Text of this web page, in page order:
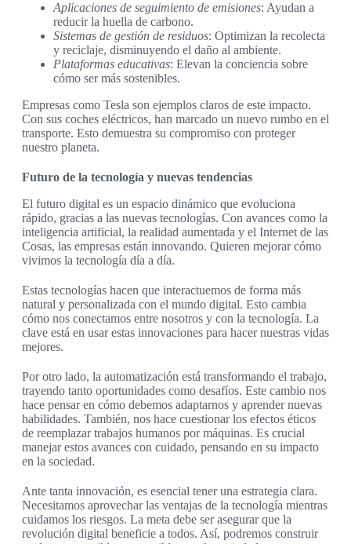
Aplicaciones de seguimiento de emisiones: Ayudan a
reducir la huella de carbono.
Sistemas de gestión de residuos: Optimizan la recolecta
y reciclaje, disminuyendo el daño al ambiente.
Plataformas educativas: Elevan la conciencia sobre
cómo ser más sostenibles.
Empresas como Tesla son ejemplos claros de este impacto.
Con sus coches eléctricos, han marcado un nuevo rumbo en el
transporte. Esto demuestra su compromiso con proteger
nuestro planeta.
Futuro de la tecnología y nuevas tendencias
El futuro digital es un espacio dinámico que evoluciona
rápido, gracias a las nuevas tecnologías. Con avances como la
inteligencia artificial, la realidad aumentada y el Internet de las
Cosas, las empresas están innovando. Quieren mejorar cómo
vivimos la tecnología día a día.
Estas tecnologías hacen que interactuemos de forma más
natural y personalizada con el mundo digital. Esto cambia
cómo nos conectamos entre nosotros y con la tecnología. La
clave está en usar estas innovaciones para hacer nuestras vidas
mejores.
Por otro lado, la automatización está transformando el trabajo,
trayendo tanto oportunidades como desafíos. Este cambio nos
hace pensar en cómo debemos adaptarnos y aprender nuevas
habilidades. También, nos hace cuestionar los efectos éticos
de reemplazar trabajos humanos por máquinas. Es crucial
manejar estos avances con cuidado, pensando en su impacto
en la sociedad.
Ante tanta innovación, es esencial tener una estrategia clara.
Necesitamos aprovechar las ventajas de la tecnología mientras
cuidamos los riesgos. La meta debe ser asegurar que la
revolución digital beneficie a todos. Así, podremos construir